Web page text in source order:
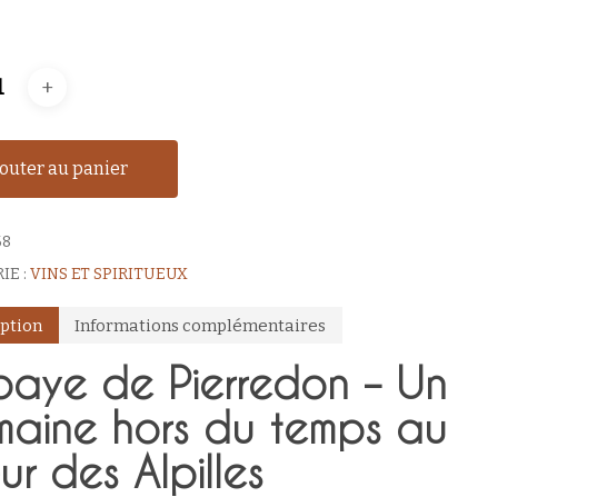
au panier
:VINS ET SPIRITUEUX
Informations complémentaires
de Pierredon – Un
hors du temps au
des Alpilles